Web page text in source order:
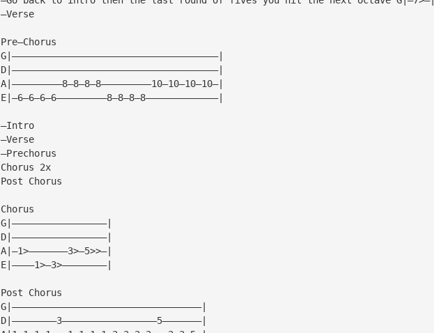
—Verse
Pre—Chorus
G|—————————————————————————————————————|
D|—————————————————————————————————————|
A|—————————8—8—8—8—————————10—10—10—10—|
E|—6—6—6—6—————————8—8—8—8—————————————|
—Intro
—Verse
—Prechorus
Chorus 2x
Post Chorus
Chorus
G|—————————————————|
D|—————————————————|
A|—1>———————3>—5>>—|
E|————1>—3>————————|
Post Chorus
G|——————————————————————————————————|
D|————————3—————————————————5———————|